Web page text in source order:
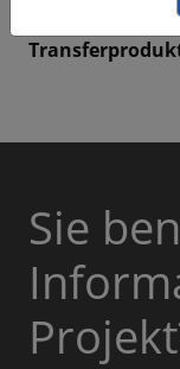
Einrichtungen
Sie